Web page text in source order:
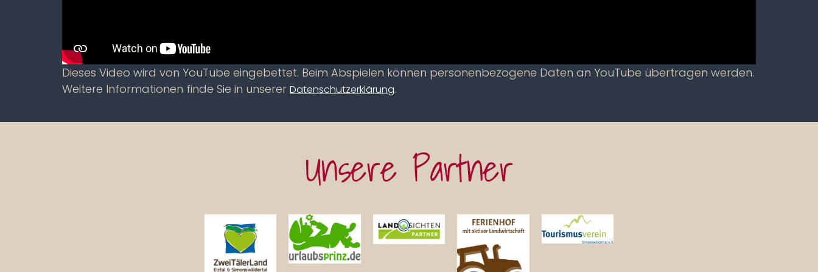
Dieses Video wird von YouTube eingebettet. Beim Abspielen können personenbezogene Daten an YouTube übertragen werden.
Weitere Informationen finde Sie in unserer Datenschutzerklärung.
Unsere Partner